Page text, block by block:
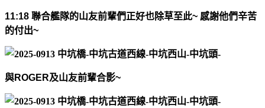
11:18 聯合艦隊的山友前輩們正好也除草至此~ 感謝他們辛苦
的付出~
與ROGER及山友前輩合影~